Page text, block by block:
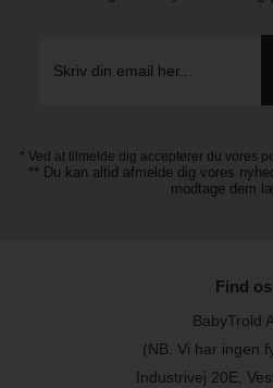
* Ved at tilmelde dig accepterer du vores
** Du kan altid afmelde dig vores
modtage dem
Find os
BabyTrold
(NB. Vi har ingen
Industrivej 20E,